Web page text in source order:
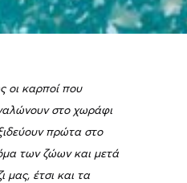
οι καρποί που
στο χωράφι
πρώτα στο
των ζώων και μετά
μας, έτσι και τα